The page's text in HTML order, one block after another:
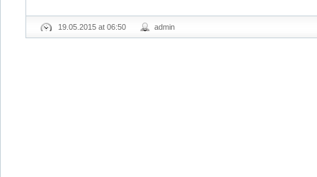
19.05.2015 at 06:50 admin